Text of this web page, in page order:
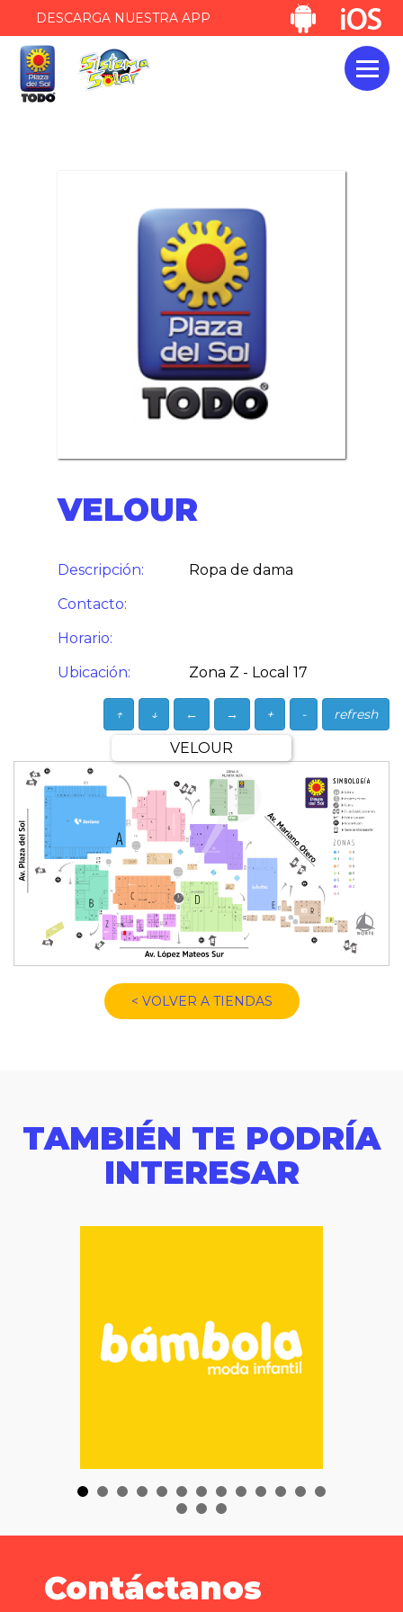
DESCARGA NUESTRA APP
VELOUR
Descripción:
Ropa de dama
Contacto:
Horario:
Ubicación:
Zona Z - Local 17
refresh
-
+
→
←
↓
↑
VELOUR
< VOLVER A TIENDAS
TAMBIÉN TE PODRÍA
INTERESAR
Contáctanos